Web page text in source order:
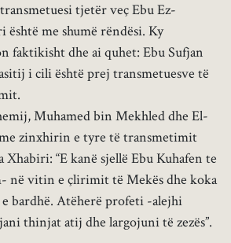
tjetër veç Ebu Ez-
me shumë rëndësi. Ky
faktikisht dhe ai quhet: Ebu Sufjan
i cili është prej transmetuesve të
Muhamed bin Mekhled dhe El-
zinxhirin e tyre të transmetimit
Xhabiri: “E kanë sjellë Ebu Kuhafen te
në vitin e çlirimit të Mekës dhe koka
bardhë. Atëherë profeti -alejhi
thinjat atij dhe largojuni të zezës”.